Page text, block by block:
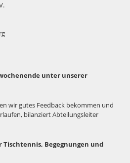
unter unserer
wir gutes Feedback bekommen und
bilanziert Abteilungsleiter
Tischtennis, Begegnungen und